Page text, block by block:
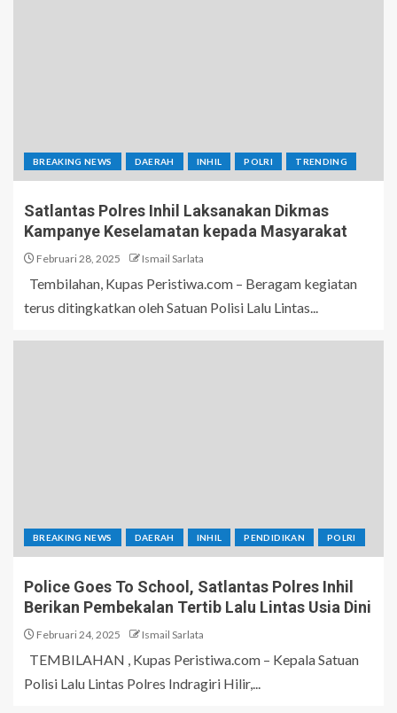
BREAKING NEWS DAERAH INHIL POLRI TRENDING
Satlantas Polres Inhil Laksanakan Dikmas
Kampanye Keselamatan kepada Masyarakat
Februari 28, 2025 Ismail Sarlata
Tembilahan, Kupas Peristiwa.com – Beragam kegiatan
terus ditingkatkan oleh Satuan Polisi Lalu Lintas...
BREAKING NEWS DAERAH INHIL PENDIDIKAN POLRI
Police Goes To School, Satlantas Polres Inhil
Berikan Pembekalan Tertib Lalu Lintas Usia Dini
Februari 24, 2025 Ismail Sarlata
TEMBILAHAN , Kupas Peristiwa.com – Kepala Satuan
Polisi Lalu Lintas Polres Indragiri Hilir,...